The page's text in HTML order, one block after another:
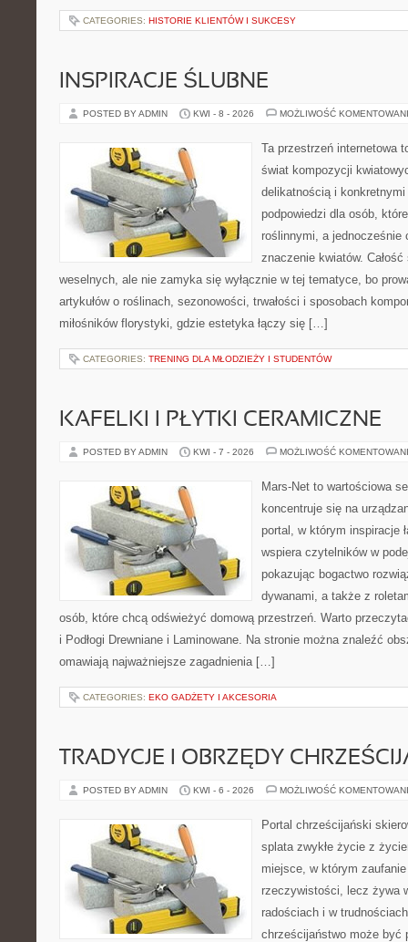
CATEGORIES: HISTORIE KLIENTÓW I SUKCESY
INSPIRACJE ŚLUBNE
POSTED BY ADMIN KWI - 8 - 2026 MOŻLIWOŚĆ
Ta przestrzeń internetowa
świat kompozycji
delikatnością i
podpowiedzi dla osób,
roślinnymi, a jednocześnie
znaczenie kwiatów.
weselnych, ale nie zamyka się wyłącznie w tej tematyce, bo
artykułów o roślinach, sezonowości, trwałości i sposobach
miłośników florystyki, gdzie estetyka łączy się […]
CATEGORIES: TRENING DLA MŁODZIEŻY I STUDENTÓW
KAFELKI I PŁYTKI CERAMICZNE
POSTED BY ADMIN KWI - 7 - 2026 MOŻLIWOŚĆ
Mars-Net to wartościowa
koncentruje się na
portal, w którym inspiracje
wspiera czytelników w
pokazując bogactwo
dywanami, a także z
osób, które chcą odświeżyć domową przestrzeń. Warto
i Podłogi Drewniane i Laminowane. Na stronie można znaleźć
omawiają najważniejsze zagadnienia […]
CATEGORIES: EKO GADŻETY I AKCESORIA
TRADYCJE I OBRZĘDY
POSTED BY ADMIN KWI - 6 - 2026 MOŻLIWOŚĆ
Portal chrześcijański
splata zwykłe życie z
miejsce, w którym
rzeczywistości, lecz żywa
radościach i w
chrześcijaństwo może być